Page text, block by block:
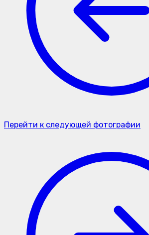
Перейти к следующей фотографии